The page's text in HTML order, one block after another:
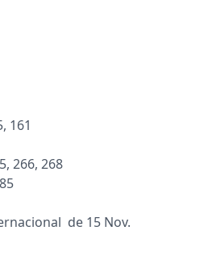
161
266, 268
de 15 Nov.